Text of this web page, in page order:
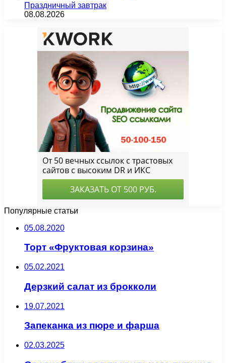
Праздничный завтрак
08.08.2026
Популярные статьи
05.08.2020
Торт «Фруктовая корзина»
05.02.2021
Дерзкий салат из брокколи
19.07.2021
Запеканка из пюре и фарша
02.03.2025